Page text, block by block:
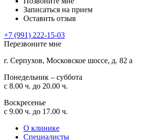
Записаться на прием
Оставить отзыв
+7 (991) 222-15-03
Перезвоните мне
г. Серпухов, Московское шоссе, д. 82 а
Понедельник – суббота
с 8.00 ч. до 20.00 ч.
Воскресенье
с 9.00 ч. до 17.00 ч.
О клинике
Специалисты